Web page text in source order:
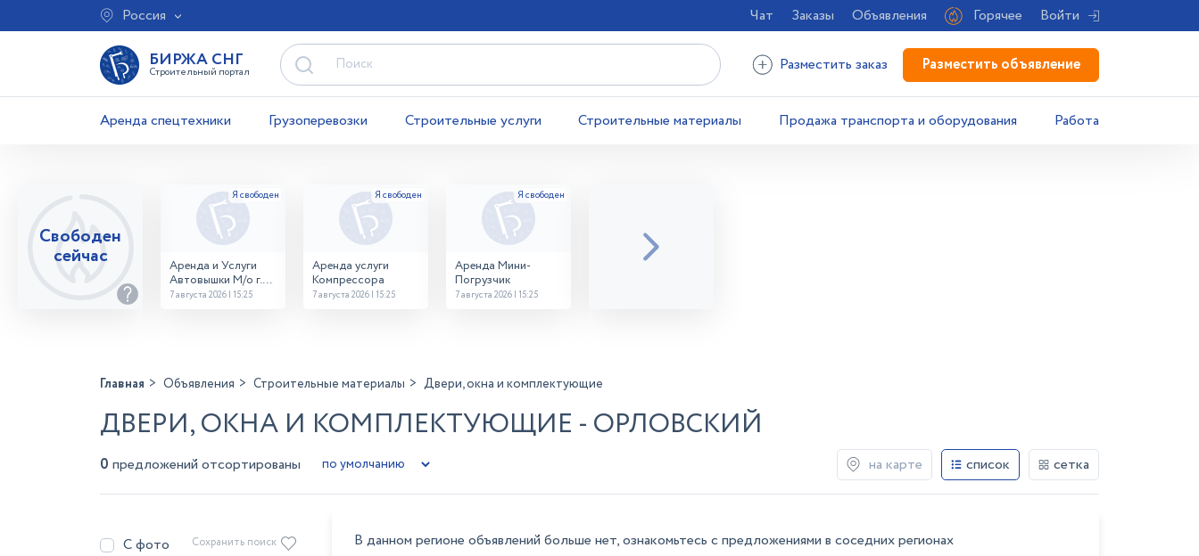
Россия Чат Заказы Объявления Горячее Войти
БИРЖА СНГ
Строительный портал Разместить заказ Разместить объявление
Аренда спецтехники Грузоперевозки Строительные услуги Строительные материалы Продажа транспорта и оборудования Работа
Свободен
сейчас
Аренда и Услуги
Автовышки М/о г.
Домодедово
7 августа 2026 | 15:25
Аренда услуги
Компрессора
7 августа 2026 | 15:25
Аренда Мини-
Погрузчик
7 августа 2026 | 15:25
Главная Объявления Строительные материалы Двери, окна и комплектующие
ДВЕРИ, ОКНА И КОМПЛЕКТУЮЩИЕ - ОРЛОВСКИЙ
0 предложений отсортированы на карте список сетка
С фото
Сохранить поиск В данном регионе объявлений больше нет, ознакомьтесь с предложениями в соседних регионах